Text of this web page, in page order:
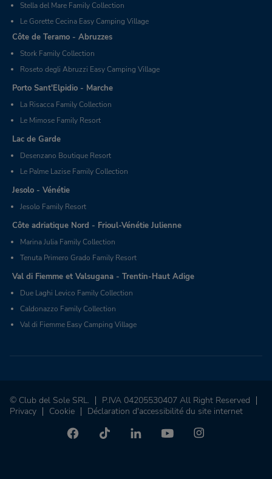
Stella del Mare Family Collection
Le Gorette Cecina Easy Camping Village
Côte de Teramo - Abruzzes
Stork Family Collection
Roseto degli Abruzzi Easy Camping Village
Porto Sant'Elpidio - Marche
La Risacca Family Collection
Le Mimose Family Resort
Lac de Garde
Desenzano Boutique Resort
Le Palme Lazise Family Collection
Jesolo - Vénétie
Jesolo Family Resort
Côte adriatique Nord - Frioul-Vénétie Julienne
Marina Julia Family Collection
Tenuta Primero Grado Family Resort
Val di Fiemme et Valsugana - Trentin-Haut Adige
Due Laghi Levico Family Collection
Caldonazzo Family Collection
Val di Fiemme Easy Camping Village
© Club del Sole SRL.
P.IVA 04205530407 All Right Reserved
Privacy
Cookie Déclaration d'accessibilité du site internet